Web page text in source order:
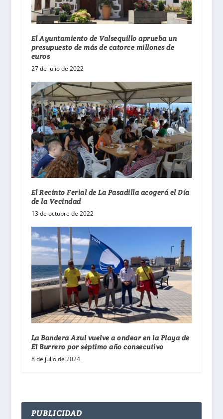
El Ayuntamiento de Valsequillo aprueba un
presupuesto de más de catorce millones de
euros
27 de julio de 2022
El Recinto Ferial de La Pasadilla acogerá el Día
de la Vecindad
13 de octubre de 2022
La Bandera Azul vuelve a ondear en la Playa de
El Burrero por séptimo año consecutivo
8 de julio de 2024
PUBLICIDAD